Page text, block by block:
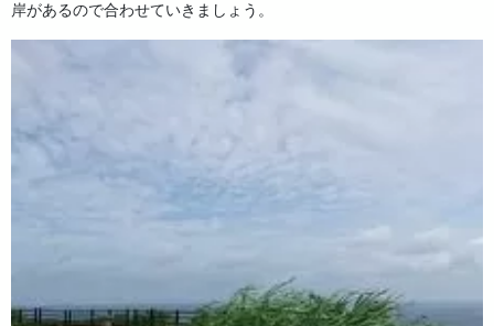
岸があるので合わせていきましょう。